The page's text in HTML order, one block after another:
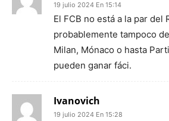
19 julio 2024 En 15:14
El FCB no está a la par del
probablemente tampoco
Milan, Mónaco o hasta
pueden ganar fáci.
Ivanovich
19 julio 2024 En 15:28